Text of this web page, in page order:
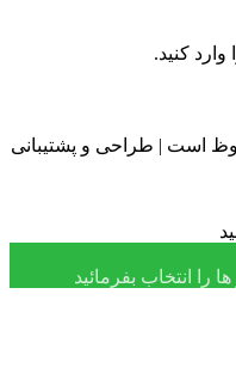
کنید.
است | طراحی و پشتیبانی
را انتخاب بفرمائید